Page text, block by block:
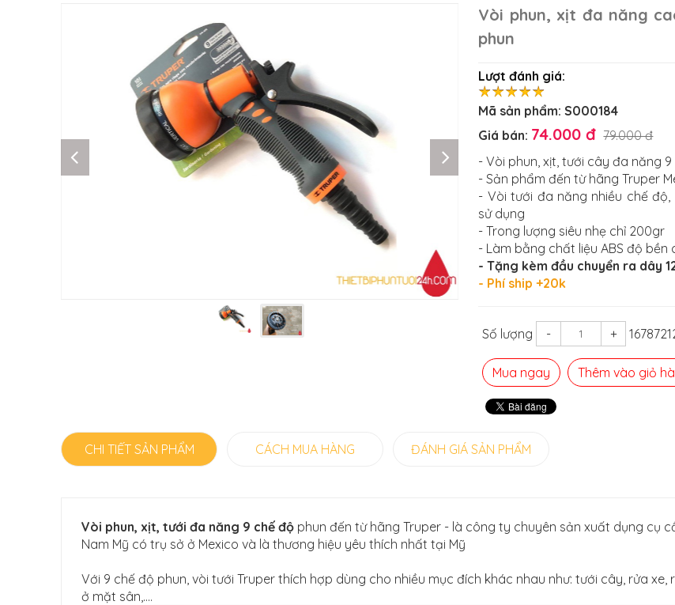
Vòi phun, xịt đa năng
phun
Lượt đánh giá:
Mã sản phẩm:S000184
Giá bán: 74.000 đ 79.000 đ
- Vòi phun, xịt, tưới cây đa năng
- Sản phẩm đến từ hãng Truper
- Vòi tưới đa năng nhiều chế độ,
sử dụng
- Trong lượng siêu nhẹ chỉ 200gr
- Làm bằng chất liệu ABS độ bền
- Tặng kèm đầu chuyển ra dây
- Phí ship +20k
Số lượng - +
Mua ngay Thêm vào giỏ
CHI TIẾT SẢN PHẨM CÁCH MUA HÀNG ĐÁNH GIÁ SẢN PHẨM
Vòi phun, xịt, tưới đa năng 9 chế độ phun đến từ hãng Truper - là công ty chuyên sản xuất dụng cụ
Nam Mỹ có trụ sở ở Mexico và là thương hiệu yêu thích nhất tại Mỹ
Với 9 chế độ phun, vòi tưới Truper thích hợp dùng cho nhiều mục đích khác nhau như: tưới cây, rửa xe,
ở mặt sân,....